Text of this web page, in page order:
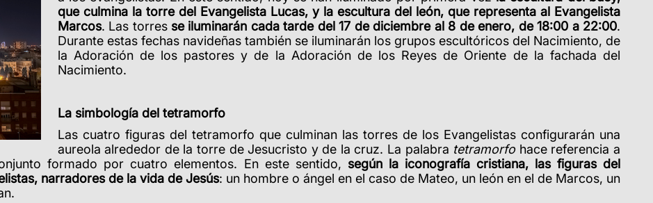
que culmina la torre del Evangelista Lucas, y la escultura del león, que representa al Evangelista
Marcos. Las torres se iluminarán cada tarde del 17 de diciembre al 8 de enero, de 18:00 a 22:00.
Durante estas fechas navideñas también se iluminarán los grupos escultóricos del Nacimiento, de
la Adoración de los pastores y de la Adoración de los Reyes de Oriente de la fachada del
Nacimiento.
La simbología del tetramorfo
Las cuatro figuras del tetramorfo que culminan las torres de los Evangelistas configurarán una
aureola alrededor de la torre de Jesucristo y de la cruz. La palabra tetramorfohace referencia a
formado por cuatro elementos. En este sentido, según la iconografía cristiana, las figuras del
narradores de la vida de Jesús: un hombre o ángel en el caso de Mateo, un león en el de Marcos, un